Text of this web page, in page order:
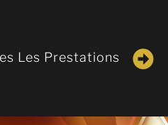
Les Prestations